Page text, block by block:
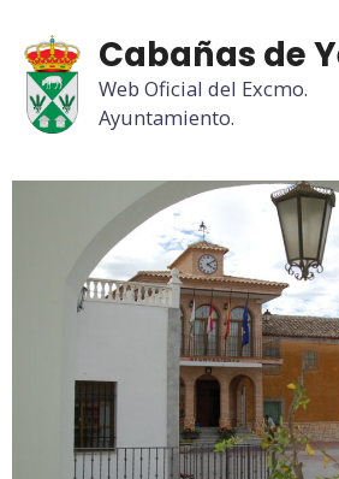
Cabañas de
Web Oficial del Excmo.
Ayuntamiento.